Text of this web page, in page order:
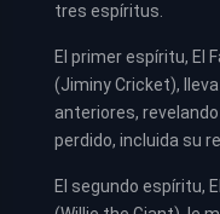
tres espíritus.
El primer espíritu, El
(Jiminy Cricket),
anteriores,
perdido, incluida su
El segundo espíritu,